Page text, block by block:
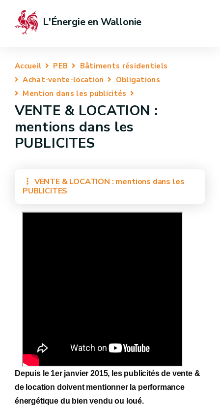
L'Énergie en Wallonie
Accueil PEB
Bâtiments résidentiels
Achat-vente-location
Obligations
Mention dans les publicités
VENTE & LOCATION :
mentions dans les
PUBLICITES
VENTE & LOCATION : mentions dans les
PUBLICITES
Depuis le 1er janvier 2015, les publicités de vente &
de location doivent mentionner la performance
énergétique du bien vendu ou loué.